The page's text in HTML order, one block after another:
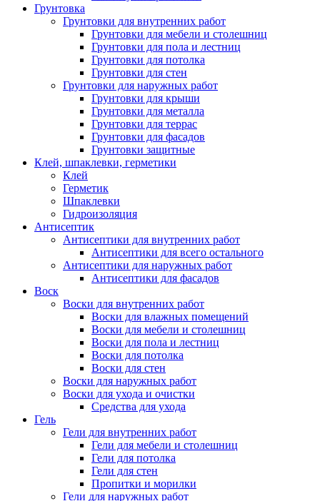
Грунтовка
Грунтовки для внутренних работ
Грунтовки для мебели и столешниц
Грунтовки для пола и лестниц
Грунтовки для потолка
Грунтовки для стен
Грунтовки для наружных работ
Грунтовки для крыши
Грунтовки для металла
Грунтовки для террас
Грунтовки для фасадов
Грунтовки защитные
Клей, шпаклевки, герметики
Клей
Герметик
Шпаклевки
Гидроизоляция
Антисептик
Антисептики для внутренних работ
Антисептики для всего остального
Антисептики для наружных работ
Антисептики для фасадов
Воск
Воски для внутренних работ
Воски для влажных помещений
Воски для мебели и столешниц
Воски для пола и лестниц
Воски для потолка
Воски для стен
Воски для наружных работ
Воски для ухода и очистки
Средства для ухода
Гель
Гели для внутренних работ
Гели для мебели и столешниц
Гели для потолка
Гели для стен
Пропитки и морилки
Гели для наружных работ